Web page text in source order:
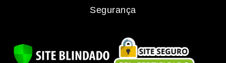
Segurança